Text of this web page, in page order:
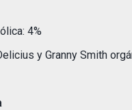
4%
y Granny Smith